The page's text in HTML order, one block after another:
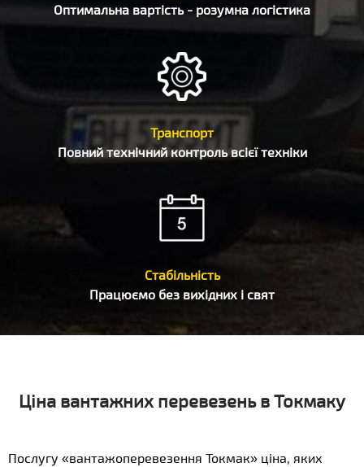
Оптимальна вартість - розумна логістика
Транспорт
Повний технічний контроль всієї техніки
Стабільність
Працюємо без вихідних і свят
Ціна вантажних перевезень в Токмаку
Послугу «вантажоперевезення Токмак» ціна, яких